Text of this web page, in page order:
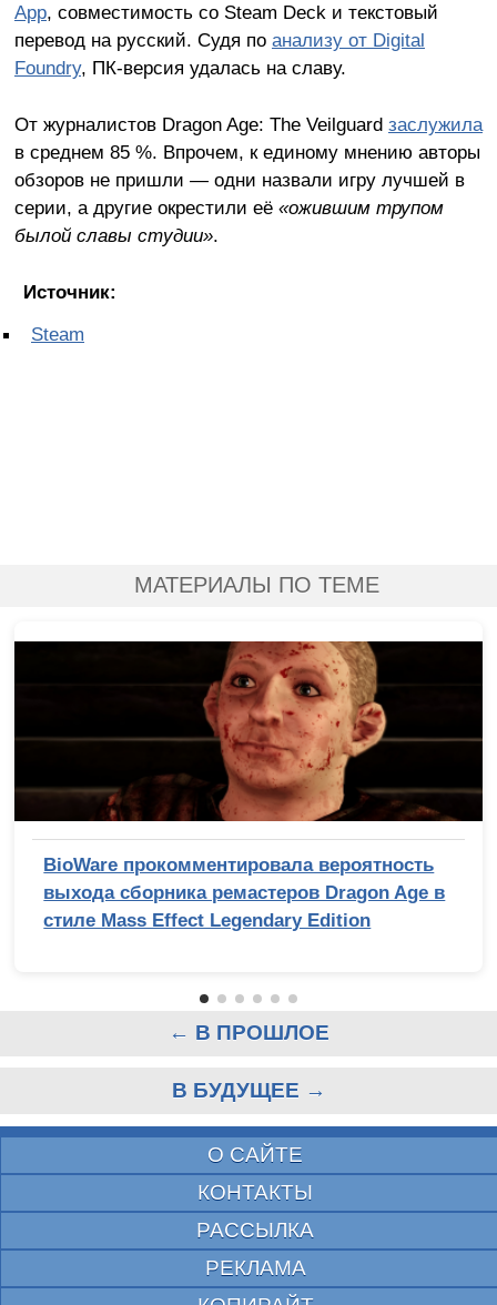
App, совместимость со Steam Deck и текстовый
перевод на русский. Судя по анализу от Digital
Foundry, ПК-версия удалась на славу.
От журналистов Dragon Age: The Veilguard заслужила
в среднем 85 %. Впрочем, к единому мнению авторы
обзоров не пришли — одни назвали игру лучшей в
серии, а другие окрестили её «ожившим трупом
былой славы студии».
Источник:
Steam
МАТЕРИАЛЫ ПО ТЕМЕ
BioWare прокомментировала вероятность
выхода сборника ремастеров Dragon Age в
стиле Mass Effect Legendary Edition
← В ПРОШЛОЕ
В БУДУЩЕЕ →
О САЙТЕ
КОНТАКТЫ
РАССЫЛКА
РЕКЛАМА